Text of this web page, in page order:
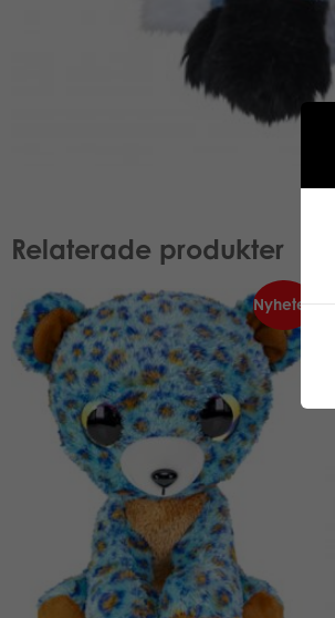
Relaterade produkter
Nyheter!